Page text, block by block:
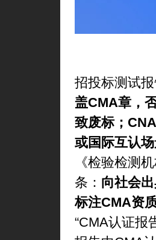
招投标测试
盖CMA章，
致废标；
或国际互认
《检验检测
条： 向社会
标注CMA资
“CMA认证报